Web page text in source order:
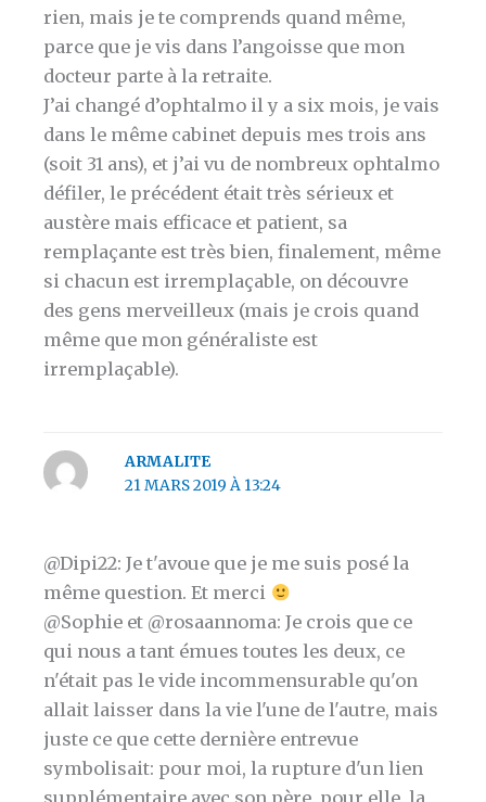
rien, mais je te comprends quand même,
parce que je vis dans l’angoisse que mon
docteur parte à la retraite.
J’ai changé d’ophtalmo il y a six mois, je vais
dans le même cabinet depuis mes trois ans
(soit 31 ans), et j’ai vu de nombreux ophtalmo
défiler, le précédent était très sérieux et
austère mais efficace et patient, sa
remplaçante est très bien, finalement, même
si chacun est irremplaçable, on découvre
des gens merveilleux (mais je crois quand
même que mon généraliste est
irremplaçable).
ARMALITE
21 MARS 2019 À 13:24
@Dipi22: Je t'avoue que je me suis posé la
même question. Et merci
@Sophie et @rosaannoma: Je crois que ce
qui nous a tant émues toutes les deux, ce
n'était pas le vide incommensurable qu'on
allait laisser dans la vie l'une de l'autre, mais
juste ce que cette dernière entrevue
symbolisait: pour moi, la rupture d'un lien